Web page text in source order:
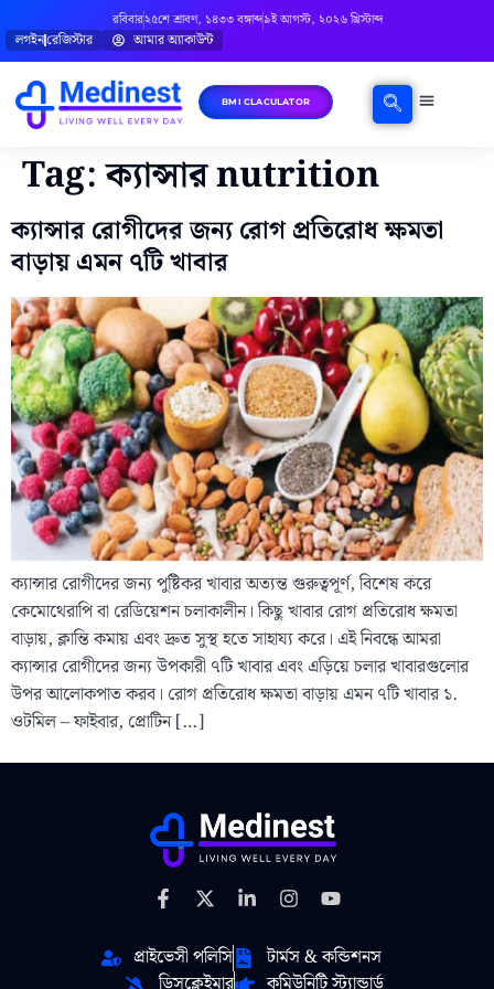
রবিবার২৫শে শ্রাবণ, ১৪৩৩ বঙ্গাব্দ৯ই আগস্ট, ২০২৬ খ্রিস্টাব্দ
লগইনরেজিস্টার আমার অ্যাকাউন্ট
BMI CLACULATOR
Tag:ক্যান্সার nutrition
ক্যান্সার রোগীদের জন্য রোগ প্রতিরোধ ক্ষমতা
বাড়ায় এমন ৭টি খাবার
ক্যান্সার রোগীদের জন্য পুষ্টিকর খাবার অত্যন্ত গুরুত্বপূর্ণ, বিশেষ করে
কেমোথেরাপি বা রেডিয়েশন চলাকালীন। কিছু খাবার রোগ প্রতিরোধ ক্ষমতা
বাড়ায়, ক্লান্তি কমায় এবং দ্রুত সুস্থ হতে সাহায্য করে। এই নিবন্ধে আমরা
ক্যান্সার রোগীদের জন্য উপকারী ৭টি খাবার এবং এড়িয়ে চলার খাবারগুলোর
উপর আলোকপাত করব। রোগ প্রতিরোধ ক্ষমতা বাড়ায় এমন ৭টি খাবার ১.
ওটমিল – ফাইবার, প্রোটিন […]
প্রাইভেসী পলিসি
টার্মস & কন্ডিশনস